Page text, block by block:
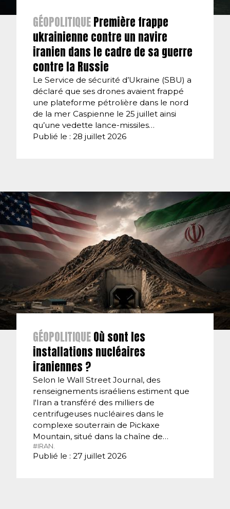
GÉOPOLITIQUEPremière frappe
ukrainienne contre un navire
iranien dans le cadre de sa guerre
contre la Russie
Le Service de sécurité d’Ukraine (SBU) a
déclaré que ses drones avaient frappé
une plateforme pétrolière dans le nord
de la mer Caspienne le 25 juillet ainsi
qu’une vedette lance-missiles…
Publié le : 28 juillet 2026
GÉOPOLITIQUEOù sont les
installations nucléaires
iraniennes ?
Selon le Wall Street Journal, des
renseignements israéliens estiment que
l'Iran a transféré des milliers de
centrifugeuses nucléaires dans le
complexe souterrain de Pickaxe
Mountain, situé dans la chaîne de…
#IRAN.
Publié le : 27 juillet 2026